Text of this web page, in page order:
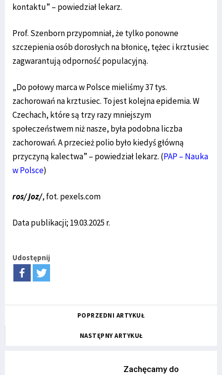
kontaktu” – powiedział lekarz.
Prof. Szenborn przypomniał, że tylko ponowne
szczepienia osób dorosłych na błonicę, tężec i krztusiec
zagwarantują odporność populacyjną.
„Do połowy marca w Polsce mieliśmy 37 tys.
zachorowań na krztusiec. To jest kolejna epidemia. W
Czechach, które są trzy razy mniejszym
społeczeństwem niż nasze, była podobna liczba
zachorowań. A przecież polio było kiedyś główną
przyczyną kalectwa” – powiedział lekarz. (PAP – Nauka
w Polsce)
ros/ joz/, fot. pexels.com
Data publikacji; 19.03.2025 r.
Udostępnij
POPRZEDNI ARTYKUŁ
NASTĘPNY ARTYKUŁ
Zachęcamy do